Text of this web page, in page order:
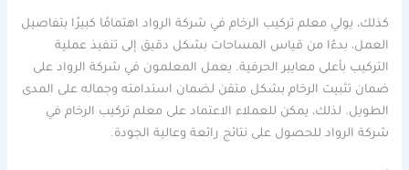
كذلك، يولي معلم تركيب الرخام في شركة الرواد اهتمامًا كبيرًا بتفاصيل
العمل، بدءًا من قياس المساحات بشكل دقيق إلى تنفيذ عملية
التركيب بأعلى معايير الحرفية. يعمل المعلمون في شركة الرواد على
ضمان تثبيت الرخام بشكل متقن لضمان استدامته وجماله على المدى
الطويل. لذلك، يمكن للعملاء الاعتماد على معلم تركيب الرخام في
شركة الرواد للحصول على نتائج رائعة وعالية الجودة.